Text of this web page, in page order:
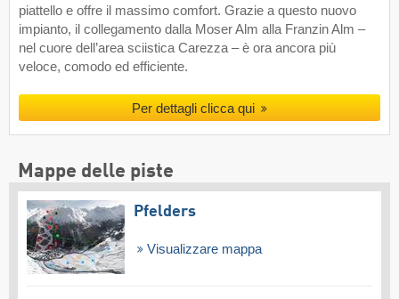
piattello e offre il massimo comfort. Grazie a questo nuovo
impianto, il collegamento dalla Moser Alm alla Franzin Alm –
nel cuore dell’area sciistica Carezza – è ora ancora più
veloce, comodo ed efficiente.
Per dettagli clicca qui
Mappe delle piste
Pfelders
Visualizzare mappa